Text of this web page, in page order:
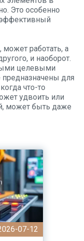
Это особенно
эффективный
может работать, а
и наоборот.
целевыми
предназначены для
что-то
удвоить или
может быть даже
07-12